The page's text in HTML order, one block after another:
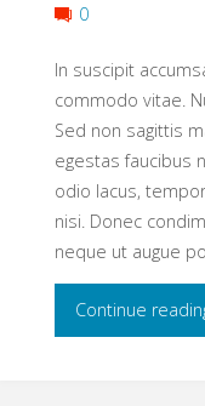
0
In suscipit
commodo vitae.
Sed non sagittis
egestas faucibus
odio lacus,
nisi. Donec
neque ut augue
Continue